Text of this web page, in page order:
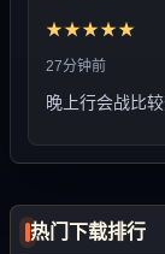
★★★★★
27分钟前
晚上行会战比
热门下载排行